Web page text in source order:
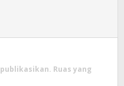
Ruas yang